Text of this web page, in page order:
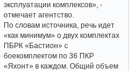
эксплуатации комплексов», -
отмечает агентство.
По словам источника, речь идет
«как минимум» о двух комплектах
ПБРК «Бастион» с
боекомплектом по 36 ПКР
«Яхонт» в каждом. Общий объем